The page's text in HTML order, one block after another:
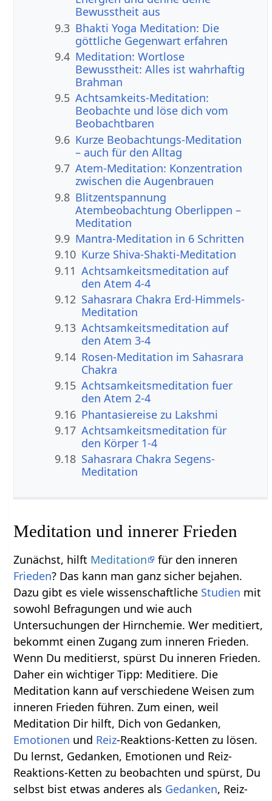
Bewusstheit aus
9.3 Bhakti Yoga Meditation: Die
göttliche Gegenwart erfahren
9.4 Meditation: Wortlose
Bewusstheit: Alles ist wahrhaftig
Brahman
9.5 Achtsamkeits-Meditation:
Beobachte und löse dich vom
Beobachtbaren
9.6 Kurze Beobachtungs-Meditation
– auch für den Alltag
9.7 Atem-Meditation: Konzentration
zwischen die Augenbrauen
9.8 Blitzentspannung
Atembeobachtung Oberlippen –
Meditation
9.9 Mantra-Meditation in 6 Schritten
9.10 Kurze Shiva-Shakti-Meditation
9.11 Achtsamkeitsmeditation auf
den Atem 4-4
9.12 Sahasrara Chakra Erd-Himmels-
Meditation
9.13 Achtsamkeitsmeditation auf
den Atem 3-4
9.14 Rosen-Meditation im Sahasrara
Chakra
9.15 Achtsamkeitsmeditation fuer
den Atem 2-4
9.16 Phantasiereise zu Lakshmi
9.17 Achtsamkeitsmeditation für
den Körper 1-4
9.18 Sahasrara Chakra Segens-
Meditation
Meditation und innerer Frieden
Zunächst, hilft Meditation
für den inneren
Frieden? Das kann man ganz sicher bejahen.
Dazu gibt es viele wissenschaftliche Studien mit
sowohl Befragungen und wie auch
Untersuchungen der Hirnchemie. Wer meditiert,
bekommt einen Zugang zum inneren Frieden.
Wenn Du meditierst, spürst Du inneren Frieden.
Daher ein wichtiger Tipp: Meditiere. Die
Meditation kann auf verschiedene Weisen zum
inneren Frieden führen. Zum einen, weil
Meditation Dir hilft, Dich von Gedanken,
Emotionen und Reiz-Reaktions-Ketten zu lösen.
Du lernst, Gedanken, Emotionen und Reiz-
Reaktions-Ketten zu beobachten und spürst, Du
selbst bist etwas anderes als Gedanken, Reiz-